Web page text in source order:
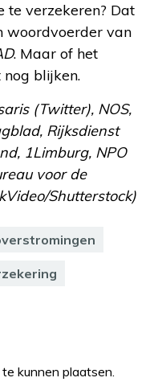
te verzekeren? Dat
woordvoerder van
. Maar of het
blijken.
(Twitter), NOS,
Rijksdienst
1Limburg, NPO
voor de
Shutterstock)
kunnen plaatsen.